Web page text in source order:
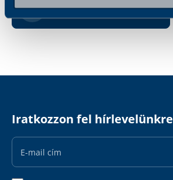
Iratkozzon fel hírlevelünkre
Email
Address